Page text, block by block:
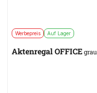
Werbepreis Auf Lager
Aktenregal OFFICEgrau